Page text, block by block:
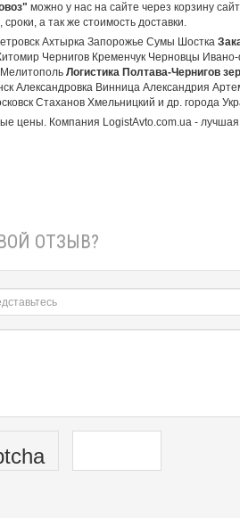
можно у нас на сайте через корзину
а так же стоимость доставки.
Ахтырка Запорожье Сумы Шостка
Чернигов Кременчук Черновцы
Мелитополь Логистика Полтава-Чернигов
Александровка Винница Александрия
Стаханов Хмельницкий и др. города
цены. Компания LogistAvto.com.ua - лучшая
ОТЗЫВ?